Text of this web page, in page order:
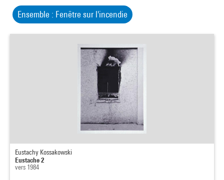
Ensemble : Fenêtre sur l'incendie
Eustachy Kossakowski
Eustache 2
vers 1984